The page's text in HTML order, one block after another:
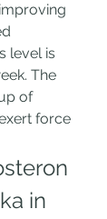
level is
The
of
force
in